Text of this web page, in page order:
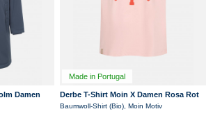
Damen
Made in Portugal
Derbe T-Shirt Moin X Damen Rosa Rot
GOTS Organic
Baumwoll-Shirt (Bio), Moin Motiv